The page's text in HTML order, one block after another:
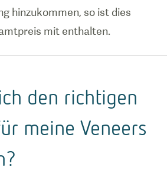
hinzukommen, so ist dies
mit enthalten.
den richtigen
meine Veneers